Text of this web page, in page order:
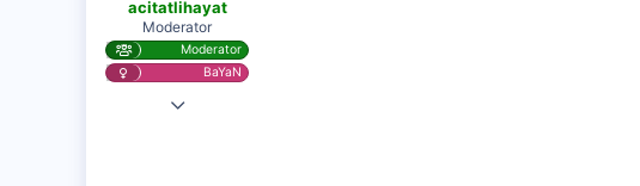
acitatlihayat
Moderator
Moderator
BaYaN
28 Kas 2020